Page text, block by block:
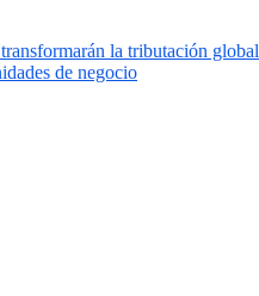
la tributación global
de negocio